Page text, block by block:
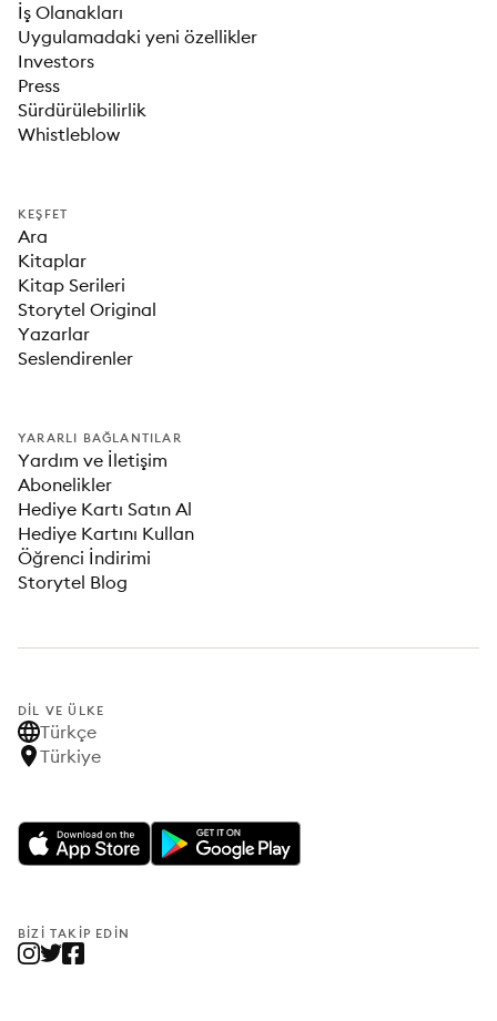
İş Olanakları
Uygulamadaki yeni özellikler
Investors
Press
Sürdürülebilirlik
Whistleblow
KEŞFET
Ara
Kitaplar
Kitap Serileri
Storytel Original
Yazarlar
Seslendirenler
YARARLI BAĞLANTILAR
Yardım ve İletişim
Abonelikler
Hediye Kartı Satın Al
Hediye Kartını Kullan
Öğrenci İndirimi
Storytel Blog
DIL VE ÜLKE
Türkçe
Türkiye
BIZI TAKIP EDIN